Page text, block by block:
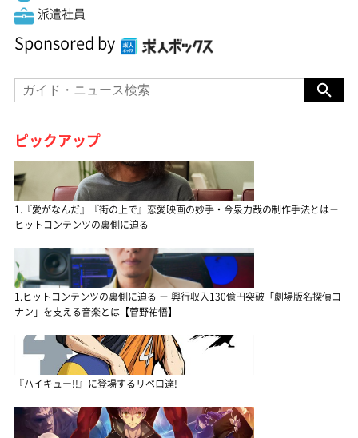
派遣社員
Sponsored by
ピックアップ
1.『愛がなんだ』『街の上で』恋愛映画の妙手・今泉力哉の制作手法とは－
ヒットコンテンツの裏側に迫る
1.ヒットコンテンツの裏側に迫る － 興行収入130億円突破「劇場版名探偵コ
ナン」を支える音楽とは【菅野祐悟】
『ハイキュー!!』に登場するリベロ達!